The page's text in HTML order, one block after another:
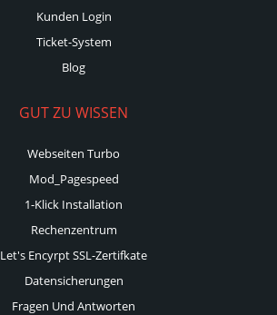
Kunden Login
Ticket-System
Blog
GUT ZU WISSEN
Webseiten Turbo
Mod_Pagespeed
1-Klick Installation
Rechenzentrum
Let's Encyrpt SSL-Zertifkate
Datensicherungen
Fragen Und Antworten